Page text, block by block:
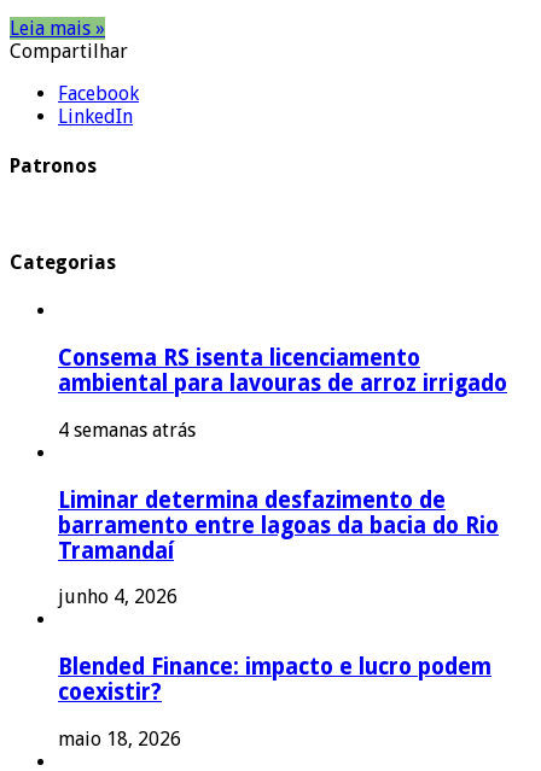
Leia mais »
Compartilhar
Facebook
LinkedIn
Patronos
Categorias
Consema RS isenta licenciamento
ambiental para lavouras de arroz irrigado
4 semanas atrás
Liminar determina desfazimento de
barramento entre lagoas da bacia do Rio
Tramandaí
junho 4, 2026
Blended Finance: impacto e lucro podem
coexistir?
maio 18, 2026